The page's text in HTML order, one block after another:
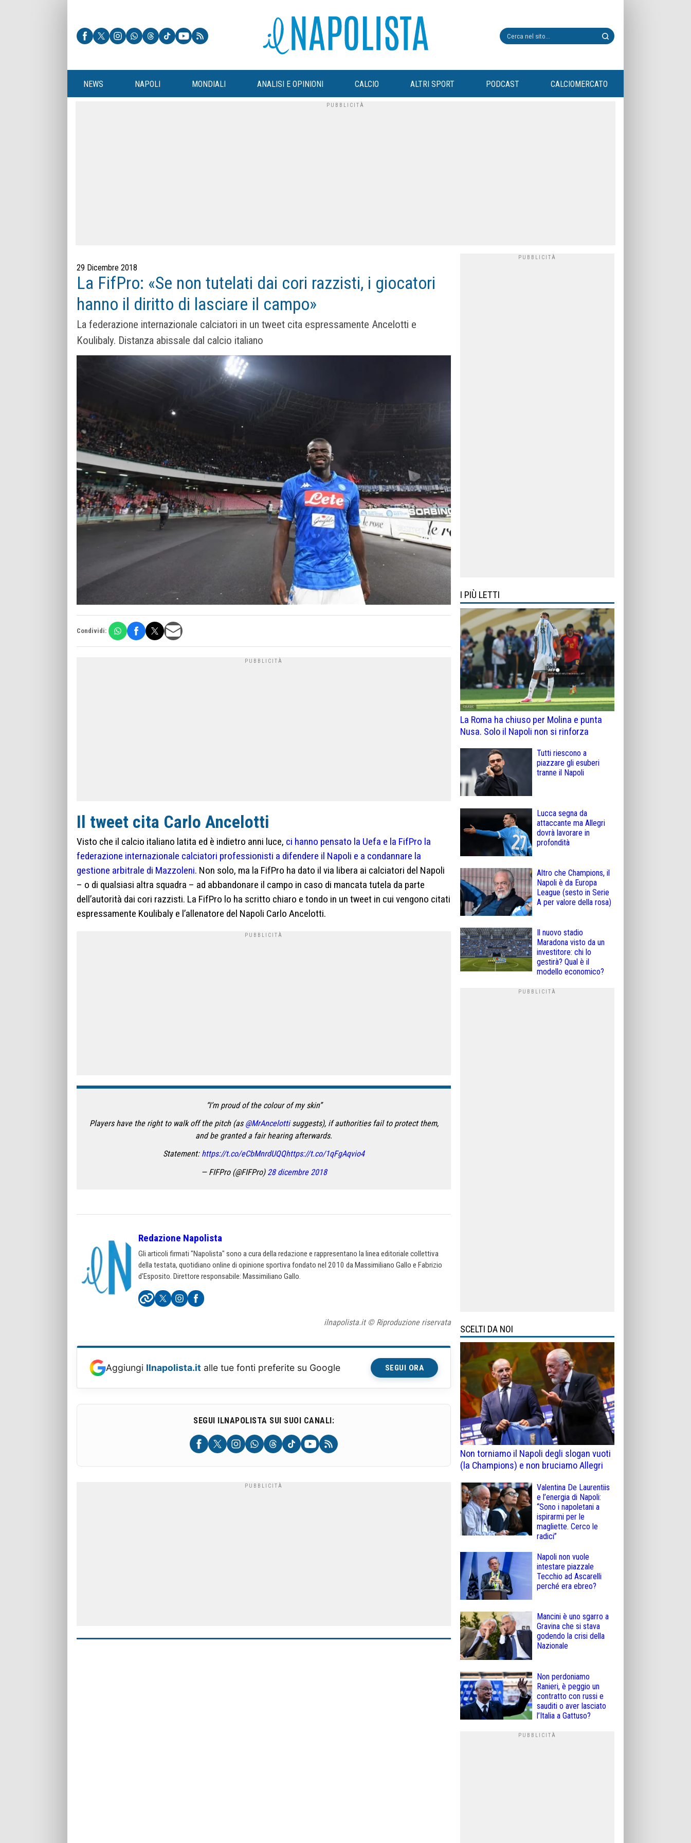
NEWS NAPOLI MONDIALI ANALISI E OPINIONI CALCIO ALTRI SPORT PODCAST CALCIOMERCATO
29 Dicembre 2018
La FifPro: «Se non tutelati dai cori razzisti, i giocatori
hanno il diritto di lasciare il campo»
La federazione internazionale calciatori in un tweet cita espressamente Ancelotti e
Koulibaly. Distanza abissale dal calcio italiano
Condividi:
Il tweet cita Carlo Ancelotti
Visto che il calcio italiano latita ed è indietro anni luce, ci hanno pensato la Uefa e la FifPro la
federazione internazionale calciatori professionisti a difendere il Napoli e a condannare la
gestione arbitrale di Mazzoleni. Non solo, ma la FifPro ha dato il via libera ai calciatori del Napoli
– o di qualsiasi altra squadra – ad abbandonare il campo in caso di mancata tutela da parte
dell’autorità dai cori razzisti. La FifPro lo ha scritto chiaro e tondo in un tweet in cui vengono citati
espressamente Koulibaly e l’allenatore del Napoli Carlo Ancelotti.
“I’m proud of the colour of my skin”
Players have the right to walk off the pitch (as @MrAncelottisuggests), if authorities fail to protect them,
and be granted a fair hearing afterwards.
Statement: https://t.co/eCbMnrdUQQhttps://t.co/1qFgAqvio4
— FIFPro (@FIFPro) 28 dicembre 2018
Redazione Napolista
Gli articoli firmati "Napolista" sono a cura della redazione e rappresentano la linea editoriale collettiva
della testata, quotidiano online di opinione sportiva fondato nel 2010 da Massimiliano Gallo e Fabrizio
d'Esposito. Direttore responsabile: Massimiliano Gallo.
ilnapolista.it © Riproduzione riservata
Aggiungi Ilnapolista.it alle tue fonti preferite su Google SEGUI ORA
SEGUI ILNAPOLISTA SUI SUOI CANALI:
I PIÙ LETTI
La Roma ha chiuso per Molina e punta
Nusa. Solo il Napoli non si rinforza
Tutti riescono a
piazzare gli esuberi
tranne il Napoli
Lucca segna da
attaccante ma Allegri
dovrà lavorare in
profondità
Altro che Champions, il
Napoli è da Europa
League (sesto in Serie
A per valore della rosa)
Il nuovo stadio
Maradona visto da un
investitore: chi lo
gestirà? Qual è il
modello economico?
SCELTI DA NOI
Non torniamo il Napoli degli slogan vuoti
(la Champions) e non bruciamo Allegri
Valentina De Laurentiis
e l’energia di Napoli:
“Sono i napoletani a
ispirarmi per le
magliette. Cerco le
radici”
Napoli non vuole
intestare piazzale
Tecchio ad Ascarelli
perché era ebreo?
Mancini è uno sgarro a
Gravina che si stava
godendo la crisi della
Nazionale
Non perdoniamo
Ranieri, è peggio un
contratto con russi e
sauditi o aver lasciato
l’Italia a Gattuso?